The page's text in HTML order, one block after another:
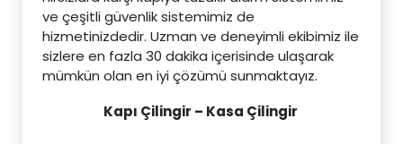
ve çeşitli güvenlik sistemimiz de
hizmetinizdedir. Uzman ve deneyimli ekibimiz ile
sizlere en fazla 30 dakika içerisinde ulaşarak
mümkün olan en iyi çözümü sunmaktayız.
Kapı Çilingir – Kasa Çilingir